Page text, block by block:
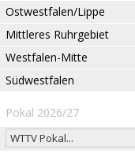
Ostwestfalen/Lippe
Mittleres Ruhrgebiet
Westfalen-Mitte
Südwestfalen
Pokal 2026/27